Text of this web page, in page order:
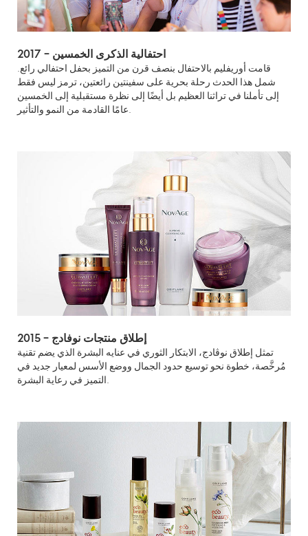
2017 – احتفالية الذكرى الخمسين
قامت أوريفليم بالاحتفال بنصف قرن من التميز بحفل احتفالي رائع.
شمل هذا الحدث رحلة بحرية على سفينتين رائعتين، ترمز ليس فقط
إلى تأملنا في تراثنا العظيم بل أيضًا إلى نظرة مستقبلية إلى الخمسين
عامًا القادمة من النمو والتأثير.
2015 – إطلاق منتجات نوفادج
تمثل إطلاق نوڤادج، الابتكار الثوري في عنايه البشرة الذي يضم تقنية
مُرخَّصة، خطوة نحو توسيع حدود الجمال ووضع الأسس لمعيار جديد في